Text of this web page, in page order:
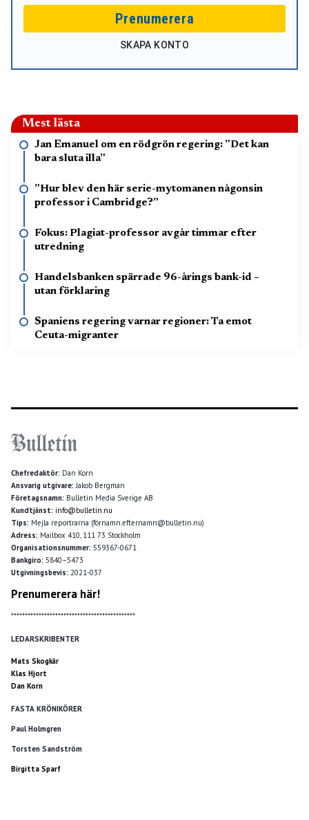
Prenumerera
SKAPA KONTO
Mest lästa
Jan Emanuel om en rödgrön regering: ”Det kan
bara sluta illa”
”Hur blev den här serie-mytomanen någonsin
professor i Cambridge?”
Fokus: Plagiat-professor avgår timmar efter
utredning
Handelsbanken spärrade 96-årings bank-id –
utan förklaring
Spaniens regering varnar regioner: Ta emot
Ceuta-migranter
Chefredaktör: Dan Korn
Ansvarig utgivare: Jakob Bergman
Företagsnamn: Bulletin Media Sverige AB
Kundtjänst: info@bulletin.nu
Tips: Mejla reportrarna (förnamn.efternamn@bulletin.nu)
Adress: Mailbox 410, 111 73 Stockholm
Organisationsnummer: 559367-0671
Bankgiro: 5840–5473
Utgivningsbevis: 2021-037
Prenumerera här!
*********************************************
LEDARSKRIBENTER
Mats Skogkär
Klas Hjort
Dan Korn
FASTA KRÖNIKÖRER
Paul Holmgren
Torsten Sandström
Birgitta Sparf